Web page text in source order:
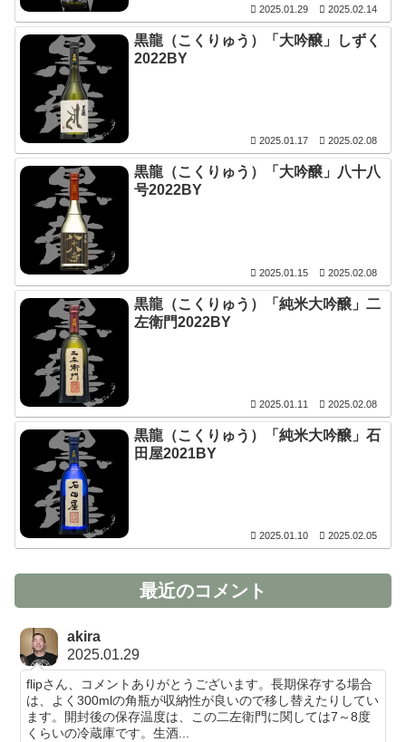
2025.01.29 2025.02.14
黒龍（こくりゅう）「大吟醸」しずく
2022BY
2025.01.17 2025.02.08
黒龍（こくりゅう）「大吟醸」八十八
号2022BY
2025.01.15 2025.02.08
黒龍（こくりゅう）「純米大吟醸」二
左衛門2022BY
2025.01.11 2025.02.08
黒龍（こくりゅう）「純米大吟醸」石
田屋2021BY
2025.01.10 2025.02.05
最近のコメント
akira
2025.01.29
flipさん、コメントありがとうございます。長期保存する場合
は、よく300mlの角瓶が収納性が良いので移し替えたりしてい
ます。開封後の保存温度は、この二左衛門に関しては7～8度
くらいの冷蔵庫です。生酒...